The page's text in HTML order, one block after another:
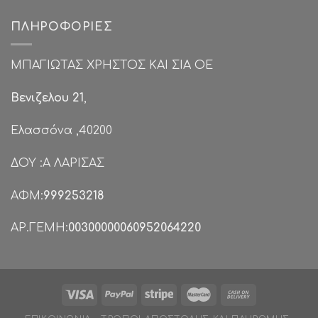
ΠΛΗΡΟΦΟΡΊΕΣ
ΜΠΑΓΙΩΤΑΣ ΧΡΗΣΤΟΣ ΚΑΙ ΣΙΑ ΟΕ
Βενιζελου 21,
Ελασσόνα ,40200
ΔΟΥ :Α ΛΑΡΙΣΑΣ
ΑΦΜ:999253218
ΑΡ.ΓΕΜΗ:00300000060952064220